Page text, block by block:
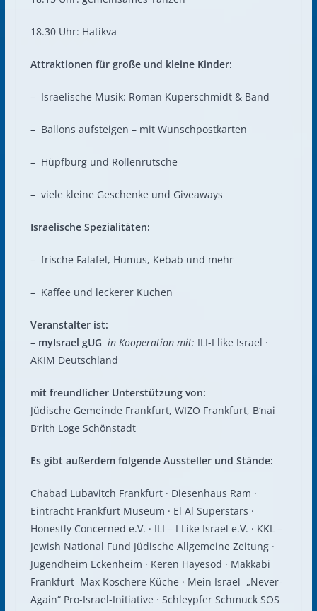
18.30 Uhr: Hatikva
Attraktionen für große und kleine Kinder:
– Israelische Musik: Roman Kuperschmidt & Band
– Ballons aufsteigen – mit Wunschpostkarten
– Hüpfburg und Rollenrutsche
– viele kleine Geschenke und Giveaways
Israelische Spezialitäten:
– frische Falafel, Humus, Kebab und mehr
– Kaffee und leckerer Kuchen
Veranstalter ist:
– myIsrael gUG in Kooperation mit: ILI-I like Israel ·
AKIM Deutschland
mit freundlicher Unterstützung von:
Jüdische Gemeinde Frankfurt, WIZO Frankfurt, B‘nai
B‘rith Loge Schönstadt
Es gibt außerdem folgende Aussteller und Stände:
Chabad Lubavitch Frankfurt · Diesenhaus Ram ·
Eintracht Frankfurt Museum · El Al Superstars ·
Honestly Concerned e.V. · ILI – I Like Israel e.V. · KKL –
Jewish National Fund Jüdische Allgemeine Zeitung ·
Jugendheim Eckenheim · Keren Hayesod · Makkabi
Frankfurt Max Koschere Küche · Mein Israel „Never-
Again“ Pro-Israel-Initiative · Schleypfer Schmuck SOS